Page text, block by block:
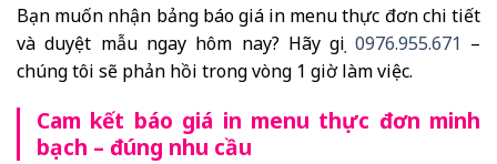
Bạn muốn nhận bảng báo giá in menu thực đơn chi tiết
và duyệt mẫu ngay hôm nay? Hãy gọi 0976.955.671 –
chúng tôi sẽ phản hồi trong vòng 1 giờ làm việc.
Cam kết báo giá in menu thực đơn minh
bạch – đúng nhu cầu